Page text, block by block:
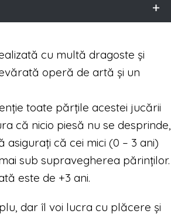
cu multă dragoste și
operă de artă și un
toate părțile acestei jucării
că nicio piesă nu se desprinde,
asigurați că cei mici (0 – 3 ani)
sub supravegherea părinților.
este de +3 ani.
dar îl voi lucra cu plăcere și